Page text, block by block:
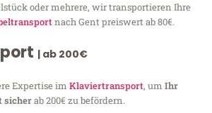
oder mehrere, wir transportieren Ihre
nach Gent preiswert ab 80€.
| ab 200€
Expertise im Klaviertransport, um Ihr
sicherab 200€ zu befördern.